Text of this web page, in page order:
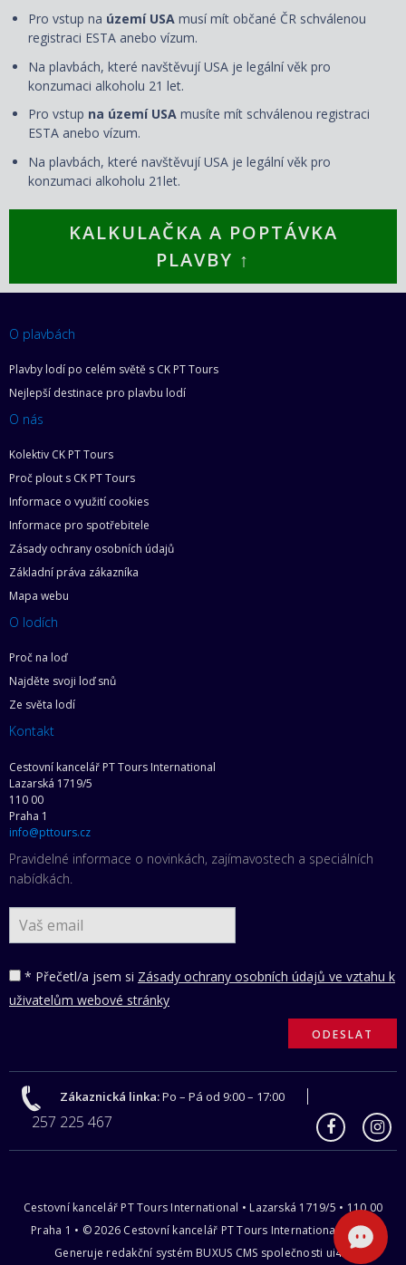
Pro vstup na území USA musí mít občané ČR schválenou
registraci ESTA anebo vízum.
Na plavbách, které navštěvují USA je legální věk pro
konzumaci alkoholu 21 let.
Pro vstup na území USA musíte mít schválenou registraci
ESTA anebo vízum.
Na plavbách, které navštěvují USA je legální věk pro
konzumaci alkoholu 21let.
KALKULAČKA A POPTÁVKA
PLAVBY ↑
O plavbách
Plavby lodí po celém světě s CK PT Tours
Nejlepší destinace pro plavbu lodí
O nás
Kolektiv CK PT Tours
Proč plout s CK PT Tours
Informace o využití cookies
Informace pro spotřebitele
Zásady ochrany osobních údajů
Základní práva zákazníka
Mapa webu
O lodích
Proč na loď
Najděte svoji loď snů
Ze světa lodí
Kontakt
Cestovní kancelář PT Tours International
Lazarská 1719/5
110 00
Praha 1
info@pttours.cz
Pravidelné informace o novinkách, zajímavostech a speciálních
nabídkách.
* Přečetl/a jsem si Zásady ochrany osobních údajů ve vztahu k
uživatelům webové stránky
Zákaznická linka:Po – Pá od 9:00 – 17:00
257 225 467
Cestovní kancelář PT Tours International • Lazarská 1719/5 • 110 00
Praha 1 • © 2026 Cestovní kancelář PT Tours International s.r.o |
Generuje redakční systém BUXUS CMS společnosti ui42 .